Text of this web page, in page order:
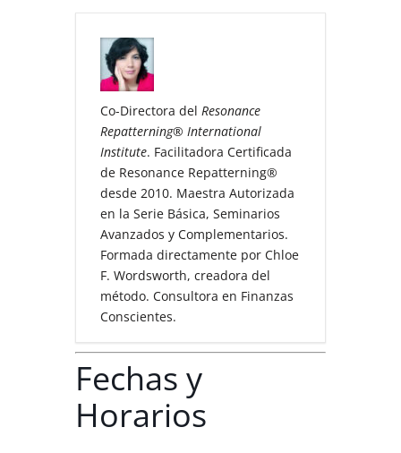
Co-Directora del Resonance
Repatterning® International
Institute. Facilitadora Certificada
de Resonance Repatterning®
desde 2010. Maestra Autorizada
en la Serie Básica, Seminarios
Avanzados y Complementarios.
Formada directamente por Chloe
F. Wordsworth, creadora del
método. Consultora en Finanzas
Conscientes.
Fechas y
Horarios